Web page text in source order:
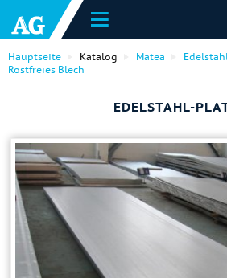
Hauptseite Katalog Matea
Rostfreies Blech
EDELSTAHL-